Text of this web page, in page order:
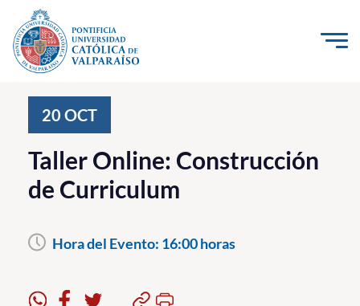
Click acá para ir directamente al contenido
Investigación, Creación e Innovación
PUCV Internacional
Vinculación con el Medio
Admisión
Pregrado
20 OCT
Taller Online: Construcción
de Curriculum
Hora del Evento: 16:00 horas